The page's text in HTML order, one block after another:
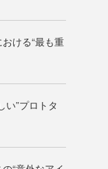
ける“最も重
い”プロトタ